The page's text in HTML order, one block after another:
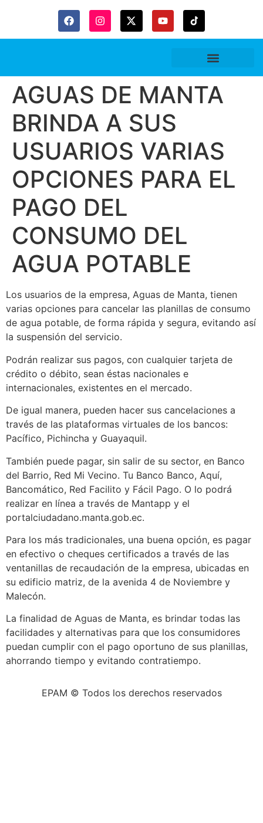
AGUAS DE MANTA
BRINDA A SUS
USUARIOS VARIAS
OPCIONES PARA EL
PAGO DEL
CONSUMO DEL
AGUA POTABLE
Los usuarios de la empresa, Aguas de Manta, tienen
varias opciones para cancelar las planillas de consumo
de agua potable, de forma rápida y segura, evitando así
la suspensión del servicio.
Podrán realizar sus pagos, con cualquier tarjeta de
crédito o débito, sean éstas nacionales e
internacionales, existentes en el mercado.
De igual manera, pueden hacer sus cancelaciones a
través de las plataformas virtuales de los bancos:
Pacífico, Pichincha y Guayaquil.
También puede pagar, sin salir de su sector, en Banco
del Barrio, Red Mi Vecino. Tu Banco Banco, Aquí,
Bancomático, Red Facilito y Fácil Pago. O lo podrá
realizar en línea a través de Mantapp y el
portalciudadano.manta.gob.ec.
Para los más tradicionales, una buena opción, es pagar
en efectivo o cheques certificados a través de las
ventanillas de recaudación de la empresa, ubicadas en
su edificio matriz, de la avenida 4 de Noviembre y
Malecón.
La finalidad de Aguas de Manta, es brindar todas las
facilidades y alternativas para que los consumidores
puedan cumplir con el pago oportuno de sus planillas,
ahorrando tiempo y evitando contratiempo.
EPAM © Todos los derechos reservados